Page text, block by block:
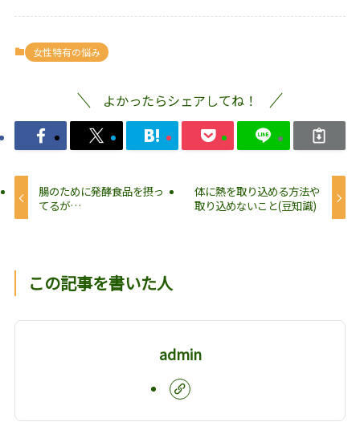
女性特有の悩み
よかったらシェアしてね！
腸のために発酵食品を摂っ
てるが…
体に熱を取り込める方法や
取り込めないこと(豆知識)
この記事を書いた人
admin